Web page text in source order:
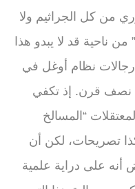
من كل الجراثيم ولا
ناحية قد لا يبدو هذا
نظام أوغل في
نصف قرن. إذ تكفي
“المسالخ
تصريحات، لكن أن
على دراية علمية